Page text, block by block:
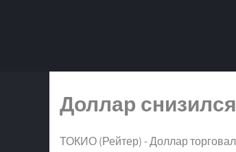
Доллар
ТОКИО (Рейтер) - Доллар